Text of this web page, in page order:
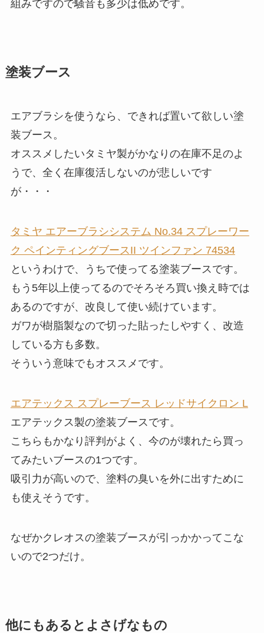
組みですので騒音も多少は低めです。
塗装ブース
エアブラシを使うなら、できれば置いて欲しい塗
装ブース。
オススメしたいタミヤ製がかなりの在庫不足のよ
うで、全く在庫復活しないのが悲しいです
が・・・
タミヤ エアーブラシシステム No.34 スプレーワー
ク ペインティングブースII ツインファン 74534
というわけで、うちで使ってる塗装ブースです。
もう5年以上使ってるのでそろそろ買い換え時では
あるのですが、改良して使い続けています。
ガワが樹脂製なので切った貼ったしやすく、改造
している方も多数。
そういう意味でもオススメです。
エアテックス スプレーブース レッドサイクロン L
エアテックス製の塗装ブースです。
こちらもかなり評判がよく、今のが壊れたら買っ
てみたいブースの1つです。
吸引力が高いので、塗料の臭いを外に出すために
も使えそうです。
なぜかクレオスの塗装ブースが引っかかってこな
いので2つだけ。
他にもあるとよさげなもの